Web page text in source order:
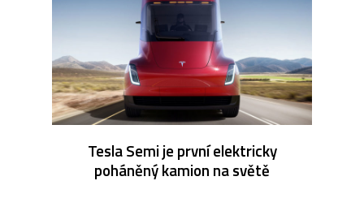
Tesla Semi je první elektricky
poháněný kamion na světě